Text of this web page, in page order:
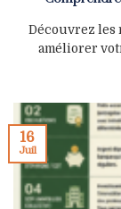
Découvrez les
améliorer
16
Juil